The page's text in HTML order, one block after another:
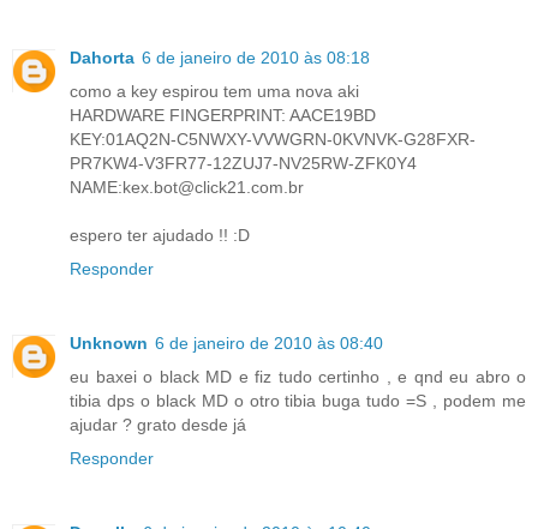
Dahorta 6 de janeiro de 2010 às 08:18
como a key espirou tem uma nova aki
HARDWARE FINGERPRINT: AACE19BD
KEY:01AQ2N-C5NWXY-VVWGRN-0KVNVK-G28FXR-
PR7KW4-V3FR77-12ZUJ7-NV25RW-ZFK0Y4
NAME:kex.bot@click21.com.br
espero ter ajudado !! :D
Responder
Unknown 6 de janeiro de 2010 às 08:40
eu baxei o black MD e fiz tudo certinho , e qnd eu abro o
tibia dps o black MD o otro tibia buga tudo =S , podem me
ajudar ? grato desde já
Responder